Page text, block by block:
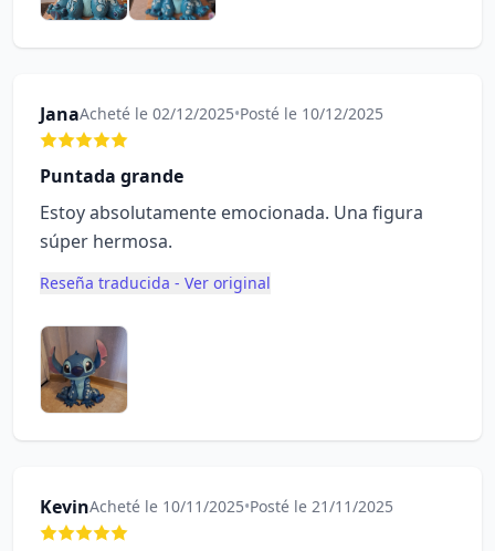
JanaAcheté le 02/12/2025•Posté le 10/12/2025
Puntada grande
Estoy absolutamente emocionada. Una figura
súper hermosa.
Reseña traducida - Ver original
KevinAcheté le 10/11/2025•Posté le 21/11/2025